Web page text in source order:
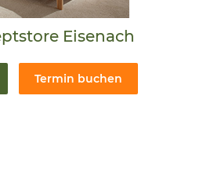
Eisenach
Termin buchen